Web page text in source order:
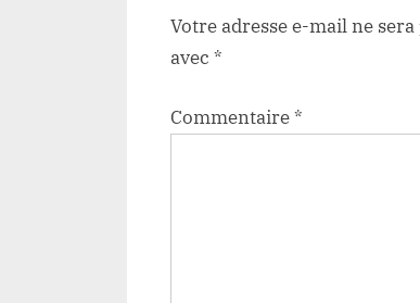
Votre adresse e-mail ne sera
avec *
Commentaire*